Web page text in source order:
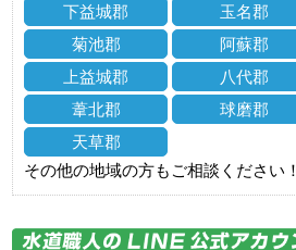
下益城郡
玉名郡
菊池郡
阿蘇郡
上益城郡
八代郡
葦北郡
球磨郡
天草郡
その他の地域の方もご相談ください！